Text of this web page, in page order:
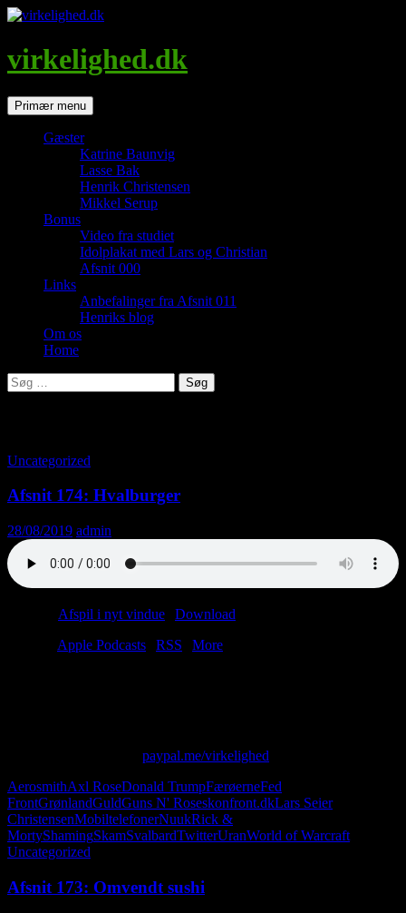
Hop
indhold
virkelighed.dk
SøgPrimær menu
Gæster
Katrine Baunvig
Lasse Bak
Henrik Christensen
Mikkel Serup
Bonus
Video fra studiet
Idolplakat med Lars og Christian
Afsnit 000
Links
Anbefalinger fra Afsnit 011
Henriks blog
Om os
Home
Søg
efter:
Uncategorized
Afsnit 174: Hvalburger
28/08/2019 admin
Afspil i nyt vindue Download
Apple Podcasts RSS
More
paypal.me/virkelighed
AerosmithAxl RoseDonald TrumpFærøerneFed
FrontGrønlandGuldGuns N' Roseskonfront.dkLars Seier
ChristensenMobiltelefonerNuukRick &
MortyShamingSkamSvalbardTwitterUranWorld of Warcraft
Uncategorized
Afsnit 173: Omvendt sushi